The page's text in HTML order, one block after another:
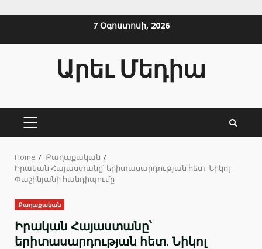
7 Օգոստոսի, 2026
Արեւ Մեդիա
PRIMARY
Home
Քաղաքական
Իրական Հայաստանը՝ երիտասարդության հետ. Նիկոլ
Փաշինյանի հանդիպումը
Քաղաքական
Իրական Հայաստանը՝
երիտասարդության հետ. Նիկոլ